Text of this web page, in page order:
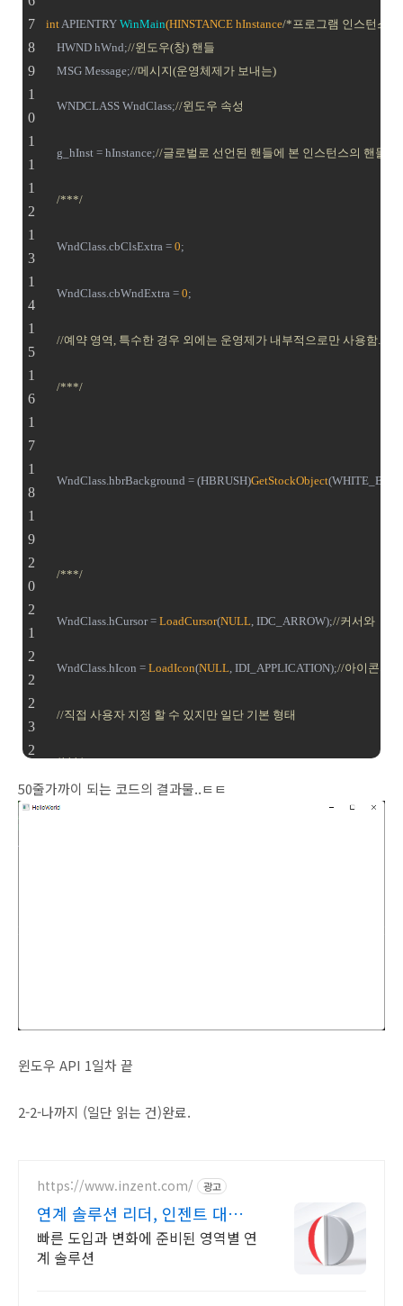
int APIENTRY WinMain(HINSTANCE hInstance/*프로그램 인스턴스
	HWND hWnd;
//윈도우(창) 핸들
	MSG Message;
//메시지(운영체제가 보내는)
	WNDCLASS WndClass;
//윈도우 속성
	g_hInst = hInstance;
//글로벌로 선언된 핸들에 본 인스턴스의 핸들을
/***/
	WndClass.cbClsExtra =
0;
	WndClass.cbWndExtra =
0;
//예약 영역, 특수한 경우 외에는 운영제가 내부적으로만 사용함. 프
/***/
	WndClass.hbrBackground = (HBRUSH)
GetStockObject
/***/
	WndClass.hCursor =
LoadCursor(NULL , IDC_ARROW);//커서와
	WndClass.hIcon =
LoadIcon(NULL , IDI_APPLICATION);//아이콘의
//직접 사용자 지정 할 수 있지만 일단 기본 형태
/***/
	hWnd =
CreateWindow(lpszClass, "HelloWorld"
ShowWindow (hWnd, nCmdShow); //창을 띄운다, 핸들과 형태를 지
50줄가까이 되는 코드의 결과물..ㅌㅌ
윈도우 API 1일차 끝
2-2-나까지 (일단 읽는 건)완료.
https://www.inzent.com/ 광고
연계 솔루션 리더, 인젠트 대내/
외 채널 맞춤형 연계
빠른 도입과 변화에 준비된 영역별 연
계 솔루션